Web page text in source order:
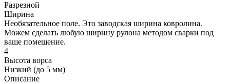
Разрезной
Ширина
Необязательное поле. Это заводская ширина ковролина.
Можем сделать любую ширину рулона методом сварки под
ваше помещение.
4
Высота ворса
Низкий (до 5 мм)
Описание